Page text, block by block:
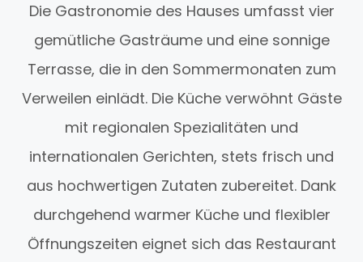
Die Gastronomie des Hauses umfasst vier
gemütliche Gasträume und eine sonnige
Terrasse, die in den Sommermonaten zum
Verweilen einlädt. Die Küche verwöhnt Gäste
mit regionalen Spezialitäten und
internationalen Gerichten, stets frisch und
aus hochwertigen Zutaten zubereitet. Dank
durchgehend warmer Küche und flexibler
Öffnungszeiten eignet sich das Restaurant